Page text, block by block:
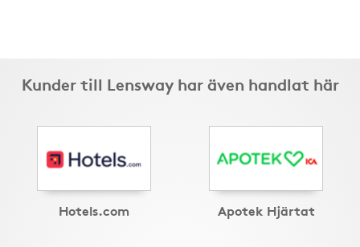
Kunder till Lensway har även handlat här
Hotels.com Apotek Hjärtat